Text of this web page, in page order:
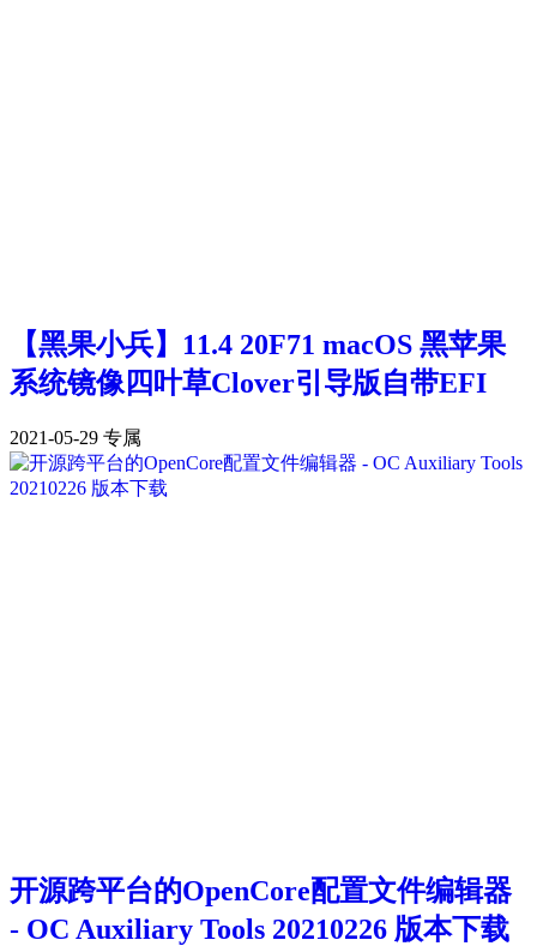
【黑果小兵】11.4 20F71 macOS 黑苹果
系统镜像四叶草Clover引导版自带EFI
2021-05-29 专属
开源跨平台的OpenCore配置文件编辑器
- OC Auxiliary Tools 20210226 版本下载